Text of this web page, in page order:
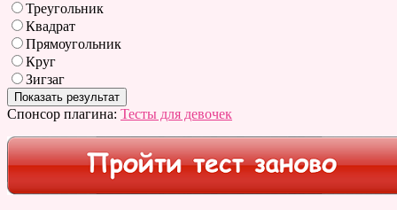
Треугольник
Квадрат
Прямоугольник
Круг
Зигзаг
Спонсор плагина: Тесты для девочек